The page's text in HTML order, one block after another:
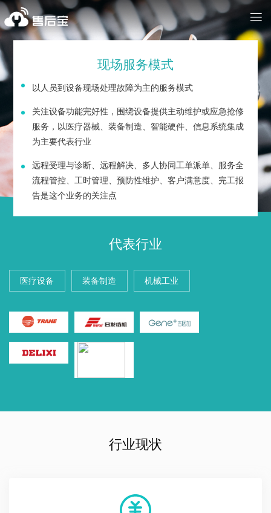
现场服务模式
以人员到设备现场处理故障为主的服务模式
关注设备功能完好性，围绕设备提供主动维护或应急抢修
服务，以医疗器械、装备制造、智能硬件、信息系统集成
为主要代表行业
远程受理与诊断、远程解决、多人协同工单派单、服务全
流程管控、工时管理、预防性维护、客户满意度、完工报
告是这个业务的关注点
代表行业
医疗设备 装备制造 机械工业
行业现状